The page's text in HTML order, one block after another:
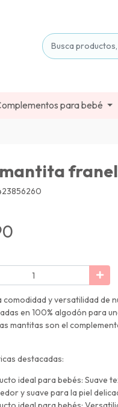
para bebé
mantita
comodidad y versatilidad de
en 100% algodón para
mantitas son el
destacadas:
ideal para bebés: Suave
y suave para la piel